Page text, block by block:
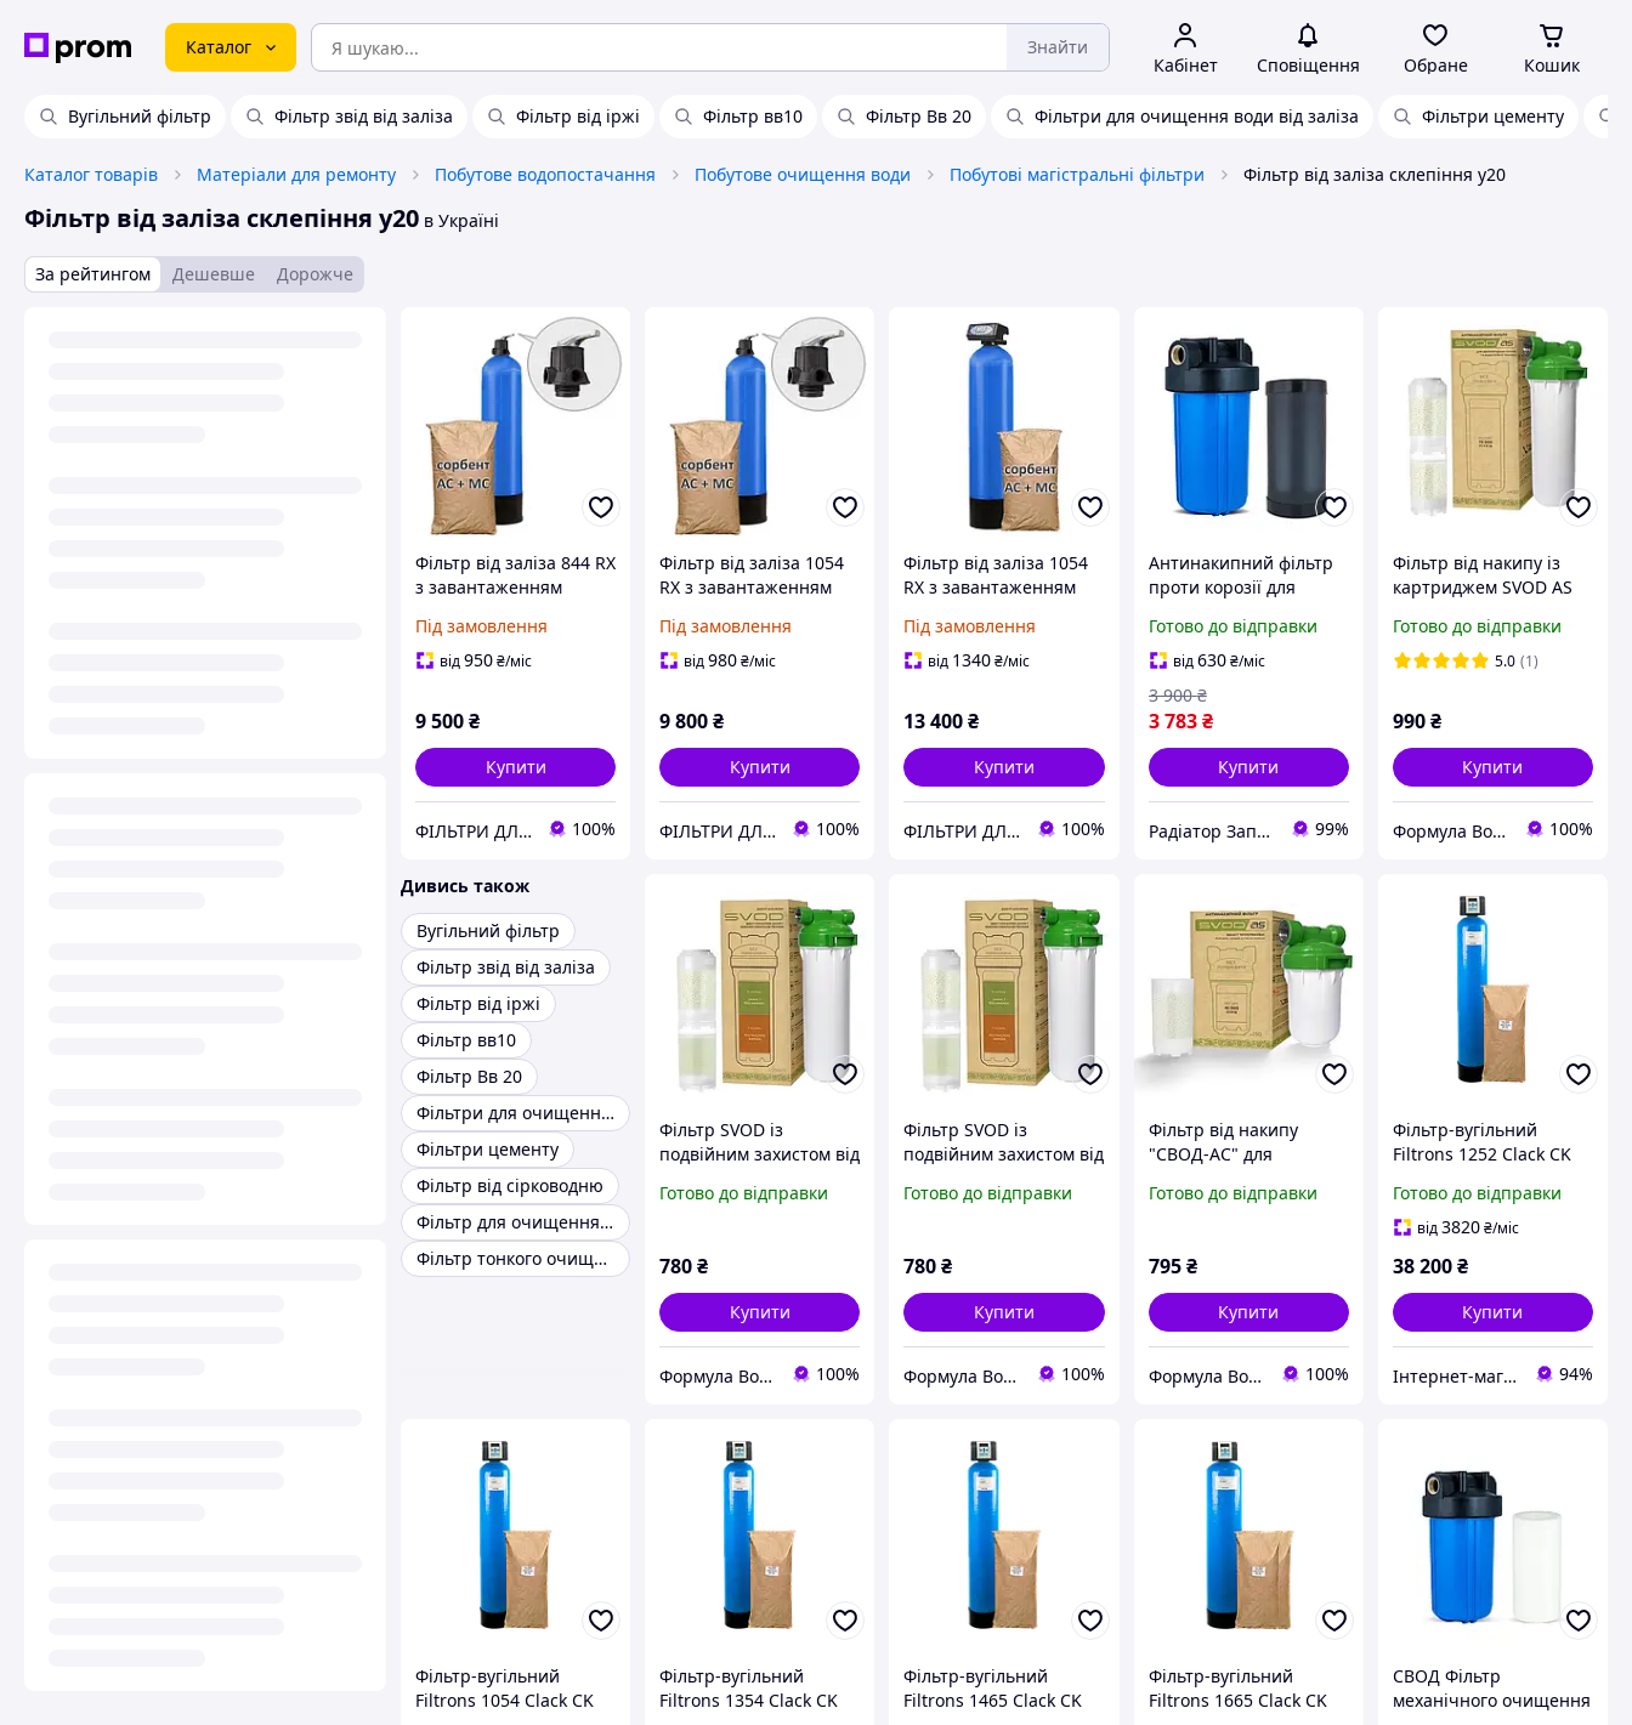
Каталог Знайти
Кабінет Сповіщення Обране Кошик
Вугільний фільтр Фільтр звід від заліза Фільтр від іржі Фільтр вв10 Фільтр Вв 20 Фільтри для очищення води від заліза Фільтри цементу
Каталог товарів Матеріали для ремонту Побутове водопостачання Побутове очищення води Побутові магістральні фільтри Фільтр від заліза склепіння у20
Фільтр від заліза склепіння у20 в Україні
За рейтингом Дешевше Дорожче
Фільтр від заліза 844 RX
з завантаженням
(Автоматичний клапан)
Під замовлення
від950₴/міс
9 500₴
Купити
ФІЛЬТРИ ДЛЯ ВОДИ ➤ Купити в Києві і по всій Україні • інтернет-магазин Гідро-Фільтр 100%
Фільтр від заліза 1054
RX з завантаженням
(механіка)
Під замовлення
від980₴/міс
9 800₴
Купити
ФІЛЬТРИ ДЛЯ ВОДИ ➤ Купити в Києві і по всій Україні • інтернет-магазин Гідро-Фільтр 100%
Фільтр від заліза 1054
RX з завантаженням
Під замовлення
від 1340₴/міс
13 400₴
Купити
ФІЛЬТРИ ДЛЯ ВОДИ ➤ Купити в Києві і по всій Україні • інтернет-магазин Гідро-Фільтр 100%
Антинакипний фільтр
проти корозії для
котлів, бойлерів СВОД-
АС Big Blue ВВ10
Готово до відправки
від630 ₴/міс
3 783 ₴
3 900 ₴
Купити
Радіатор Запоріжжя 99%
Фільтр від накипу із
картриджем SVOD AS
різьба
Готово до відправки
5.0 (1)
990₴
Купити
Формула Води 100%
Дивись також
Вугільний фільтр
Фільтр звід від заліза
Фільтр від іржі
Фільтр вв10
Фільтр Вв 20
Фільтри для очищення води від заліза
Фільтри цементу
Фільтр від сірководню
Фільтр для очищення від заліза
Фільтр тонкого очищення для опалення
Фільтр SVOD із
подвійним захистом від
ST250/F5(L1/2), латунна
Готово до відправки
780₴
Купити
Формула Води 100%
Фільтр SVOD із
подвійним захистом від
ST250/F5(L3/4), латунна
Готово до відправки
780₴
Купити
Формула Води 100%
Фільтр від накипу
"СВОД-АС" для
(L1/2), латунна різьба
Готово до відправки
795 ₴
Купити
Формула Води 100%
Фільтр-вугільний
Filtrons 1252 Clack CK
сірководню та заліза
Готово до відправки
від3820₴/міс
38 200₴
Купити
Інтернет-магазин «ПЕРША ВОДА» 94%
Фільтр-вугільний
Filtrons 1054 Clack CK
Фільтр-вугільний
Filtrons 1354 Clack CK
Фільтр-вугільний
Filtrons 1465 Clack CK
Фільтр-вугільний
Filtrons 1665 Clack CK
СВОД Фільтр
механічного очищення